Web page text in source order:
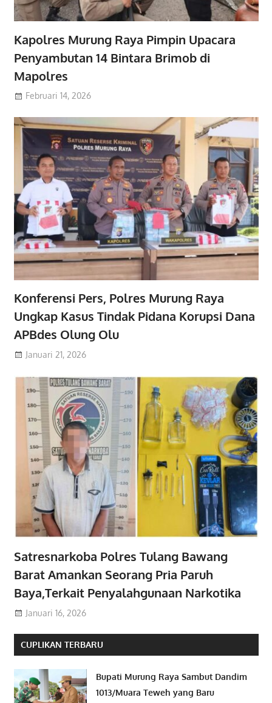
Kapolres Murung Raya Pimpin Upacara
Penyambutan 14 Bintara Brimob di
Mapolres
Februari 14, 2026
Konferensi Pers, Polres Murung Raya
Ungkap Kasus Tindak Pidana Korupsi Dana
APBdes Olung Olu
Januari 21, 2026
Satresnarkoba Polres Tulang Bawang
Barat Amankan Seorang Pria Paruh
Baya,Terkait Penyalahgunaan Narkotika
Januari 16, 2026
CUPLIKAN TERBARU
Bupati Murung Raya Sambut Dandim
1013/Muara Teweh yang Baru